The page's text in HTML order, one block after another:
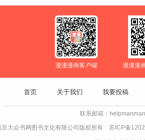
漫漫漫画客户端 漫漫漫
首页 关于我们 我要投稿
联系邮箱：
大众书网图书文化有限公司版权所有 苏ICP备